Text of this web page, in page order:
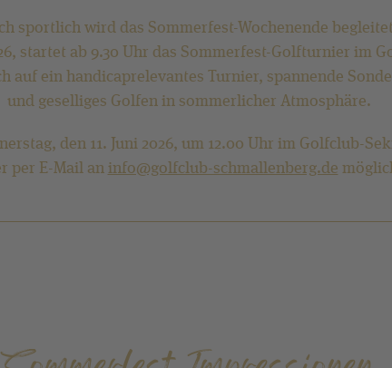
sportlich wird das Sommerfest-Wochenende
startet ab 9.30 Uhr das Sommerfest-Golfturnier im
auf ein handicaprelevantes Turnier, spannende
und geselliges Golfen in sommerlicher Atmosphäre.
den 11. Juni 2026, um 12.00 Uhr im Golfclub-
per E-Mail aninfo@golfclub-schmallenberg.de